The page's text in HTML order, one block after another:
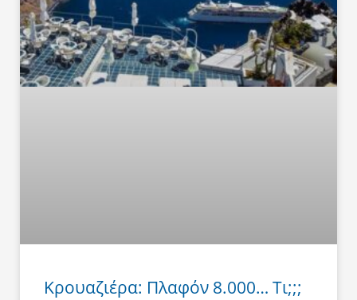
Κρουαζιέρα: Πλαφόν 8.000… Τι;;;